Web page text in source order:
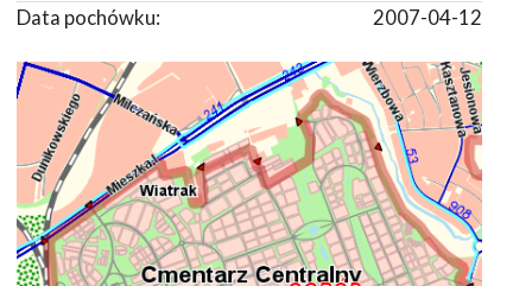
2007-04-12
Data pochówku: